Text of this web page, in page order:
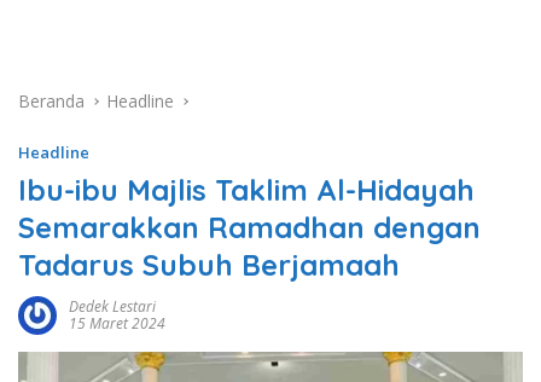
Beranda Headline
Headline
Ibu-ibu Majlis Taklim Al-Hidayah
Semarakkan Ramadhan dengan
Tadarus Subuh Berjamaah
Dedek Lestari
15 Maret 2024